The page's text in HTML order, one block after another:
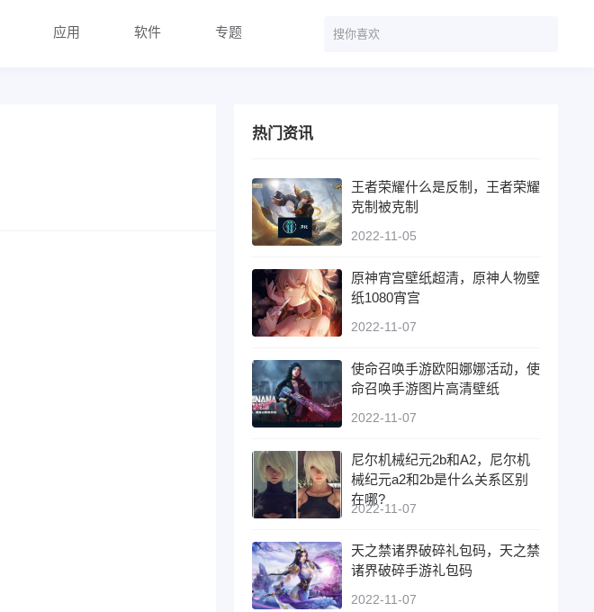
应用 软件 专题
热门资讯
王者荣耀什么是反制，王者荣耀
克制被克制
2022-11-05
原神宵宫壁纸超清，原神人物壁
纸1080宵宫
2022-11-07
使命召唤手游欧阳娜娜活动，使
命召唤手游图片高清壁纸
2022-11-07
尼尔机械纪元2b和A2，尼尔机
械纪元a2和2b是什么关系区别
在哪?
2022-11-07
天之禁诸界破碎礼包码，天之禁
诸界破碎手游礼包码
2022-11-07